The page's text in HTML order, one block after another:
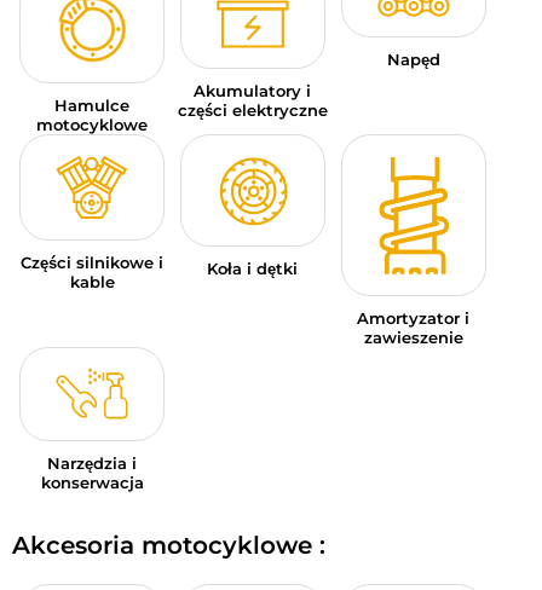
MARKI
PORADY
SKONTAKTUJ SIĘ Z NAMI
Hamulce
motocyklowe
Akumulatory i
części elektryczne
Napęd
Części silnikowe i
kable
Koła i dętki
Amortyzator i
zawieszenie
Narzędzia i
konserwacja
Akcesoria motocyklowe :